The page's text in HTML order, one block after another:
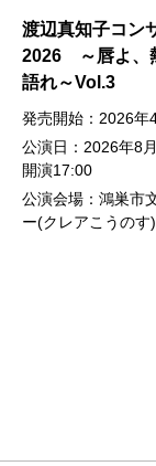
渡辺真知子コン
2026 ～唇よ、
語れ～Vol.3
発売開始：2026年
公演日：2026年8
開演17:00
公演会場：鴻巣市
ー(クレアこうのす